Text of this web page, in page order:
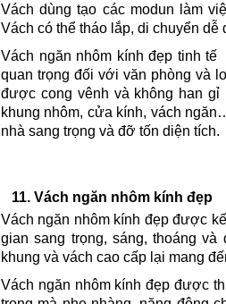
Vách dùng tạo các modun làm
Vách có thể tháo lắp, di chuyển dễ
Vách ngăn nhôm kính đẹp tinh
quan trọng đối với văn phòng và
được cong vênh và không han
khung nhôm, cửa kính, vách
nhà sang trọng và đỡ tốn diện tích.
11. Vách ngăn nhôm kính đẹp
Vách ngăn nhôm kính đẹp được
gian sang trọng, sáng, thoáng
khung và vách cao cấp lại mang
Vách ngăn nhôm kính đẹp được